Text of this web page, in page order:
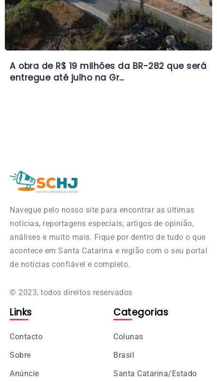
A obra de R$ 19 milhões da BR-282 que será
entregue até julho na Gr…
Navegue pelo nosso site para encontrar as últimas
notícias, reportagens especiais, artigos de opinião,
análises e muito mais. Fique por dentro de tudo o que
acontece em Santa Catarina e região com o seu portal
de notícias confiável e completo.
© 2023, todos direitos reservados
Links
Contacto
Sobre
Anúncie
Categorias
Colunas
Brasil
Santa Catarina/Estado